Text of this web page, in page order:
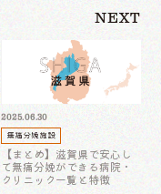
2025.06.30
無痛分娩施設
【まとめ】滋賀県で安心し
て無痛分娩ができる病院・
クリニック一覧と特徴